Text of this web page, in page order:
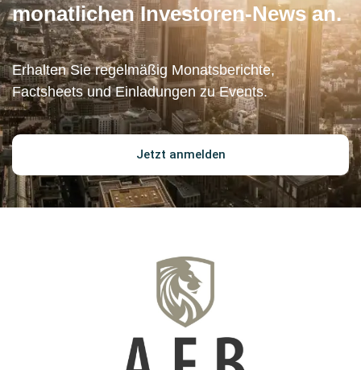
monatlichen Investoren-News an.
Erhalten Sie regelmäßig Monatsberichte,
Factsheets und Einladungen zu Events.
Jetzt anmelden